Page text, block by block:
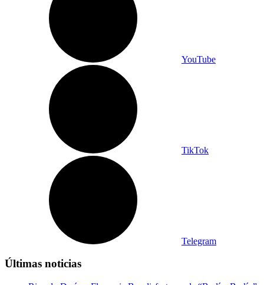
YouTube
TikTok
Telegram
Últimas noticias